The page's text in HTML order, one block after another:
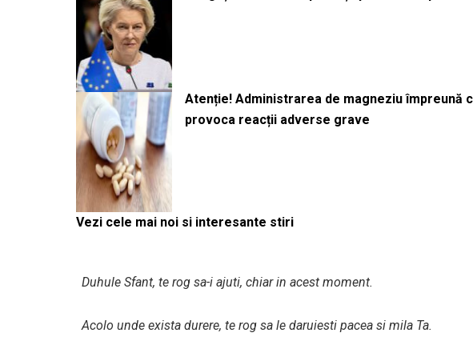
Atenție! Administrarea de magneziu împreună
provoca reacții adverse grave
Vezi cele mai noi si interesante stiri
Duhule Sfant, te rog sa-i ajuti, chiar in acest moment.
Acolo unde exista durere, te rog sa le daruiesti pacea si mila Ta.